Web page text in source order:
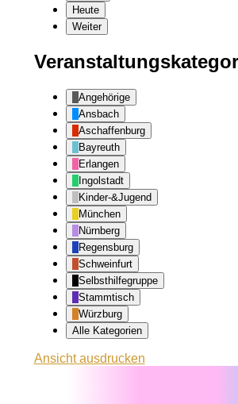
Heute
Weiter
Angehörige
Ansbach
Aschaffenburg
Bayreuth
Erlangen
Ingolstadt
Kinder-&Jugend
München
Nürnberg
Regensburg
Schweinfurt
Selbsthilfegruppe
Stammtisch
Würzburg
Alle Kategorien
Ansichtausdrucken